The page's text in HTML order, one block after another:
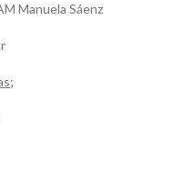
Manuela Sáenz